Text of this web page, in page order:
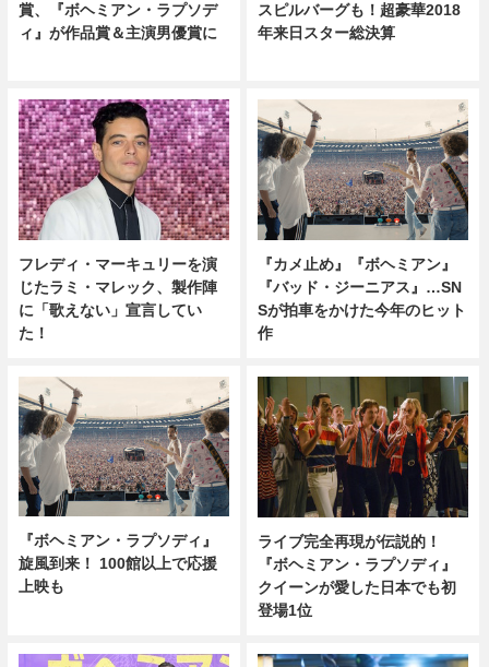
賞、『ボヘミアン・ラプソデ
ィ』が作品賞＆主演男優賞に
スピルバーグも！超豪華2018
年来日スター総決算
フレディ・マーキュリーを演
じたラミ・マレック、製作陣
に「歌えない」宣言してい
た！
『カメ止め』『ボヘミアン』
『バッド・ジーニアス』…SN
Sが拍車をかけた今年のヒット
作
『ボヘミアン・ラプソディ』
旋風到来！ 100館以上で応援
上映も
ライブ完全再現が伝説的！
『ボヘミアン・ラプソディ』
クイーンが愛した日本でも初
登場1位